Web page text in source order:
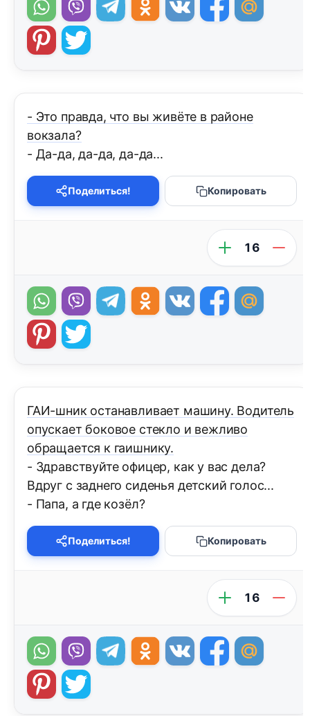
- Это правда, что вы живёте в районе
вокзала?
- Да-да, да-да, да-да...
Поделиться! Копировать
16
ГАИ-шник останавливает машину. Водитель
опускает боковое стекло и вежливо
обращается к гаишнику.
- Здравствуйте офицер, как у вас дела?
Вдруг с заднего сиденья детский голос...
- Папа, а где козёл?
Поделиться! Копировать
16